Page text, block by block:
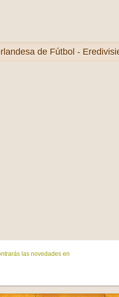
de Fútbol -
las novedades en